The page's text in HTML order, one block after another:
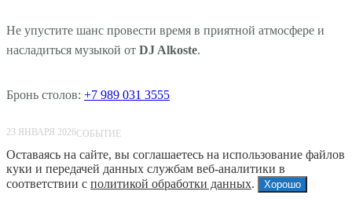
Не упустите шанс провести время в приятной атмосфере и
насладиться музыкой от DJ Alkoste.
Бронь столов: +7 989 031 3555
23 ЯНВАРЯ 2026СОБЫТИЕ
Оставаясь на сайте, вы соглашаетесь на использование файлов
куки и передачей данных службам веб-аналитики в
соответствии с политикой обработки данных. Хорошо